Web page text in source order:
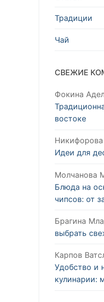
Традиции
Чай
СВЕЖИЕ
Фокина
востоке
Идеи для
Молчанова
Блюда на
чипсов: от
Брагина
выбрать
Карпов
Удобство и
кулинарии: